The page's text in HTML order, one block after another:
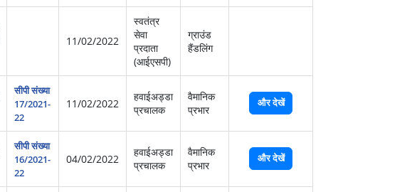
11/02/2022
स्‍वतंत्र
सेवा
प्रदाता
(आईएसपी)
ग्राउंड
हैंडलिंग
सीपी संख्या
17/2021-
22
11/02/2022
हवाईअड्डा
प्रचालक
वैमानिक
प्रभार
और देखें
सीपी संख्या
16/2021-
22
04/02/2022
हवाईअड्डा
प्रचालक
वैमानिक
प्रभार
और देखें